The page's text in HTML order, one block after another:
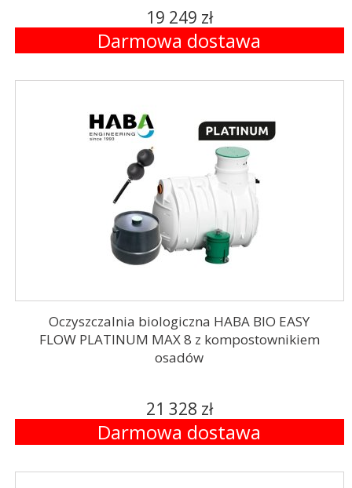
19 249 zł
Darmowa dostawa
Oczyszczalnia biologiczna HABA BIO EASY
FLOW PLATINUM MAX 8 z kompostownikiem
osadów
21 328 zł
Darmowa dostawa